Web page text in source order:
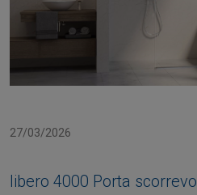
27/03/2026
libero 4000 Porta